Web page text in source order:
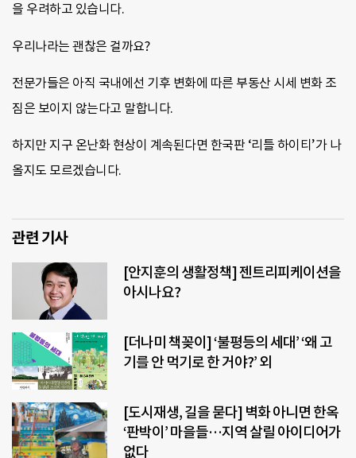
을 우려하고 있습니다.
우리나라는 괜찮은 걸까요?
전문가들은 아직 국내에선 기후 변화에 따른 부동산 시세 변화 조
짐은 보이지 않는다고 말합니다.
하지만 지구 온난화 현상이 계속된다면 한국판 ‘리틀 하이티’가 나
올지도 모르겠습니다.
관련 기사
[안지훈의 생활정책] 젠트리피케이션을
아시나요?
[더나미 책꽂이] ‘불평등의 세대’ ‘왜 고
기를 안 먹기로 한 거야?’ 외
[도시재생, 길을 묻다] 벽화 아니면 한옥
‘판박이’ 마을들…지역 살릴 아이디어가
없다